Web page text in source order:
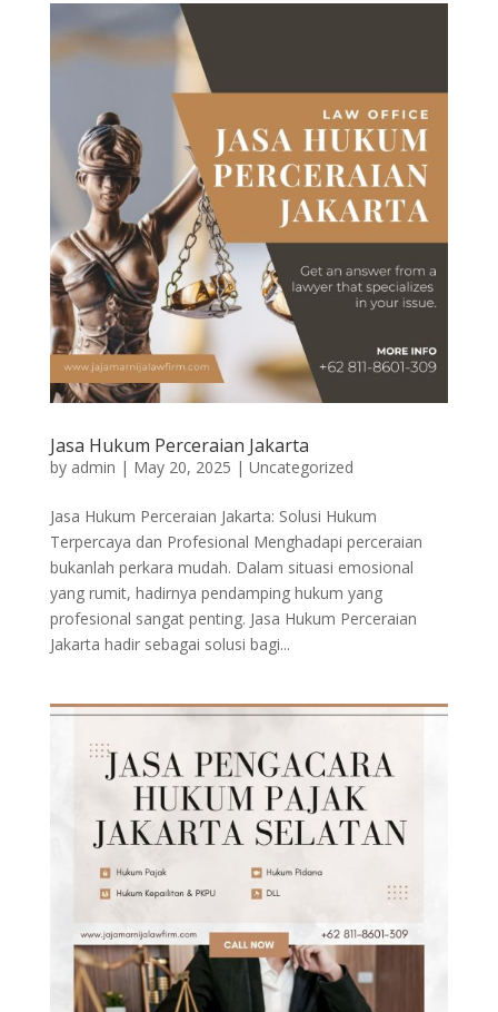
Jasa Hukum Perceraian Jakarta
by admin | May 20, 2025 | Uncategorized
Jasa Hukum Perceraian Jakarta: Solusi Hukum
Terpercaya dan Profesional Menghadapi perceraian
bukanlah perkara mudah. Dalam situasi emosional
yang rumit, hadirnya pendamping hukum yang
profesional sangat penting. Jasa Hukum Perceraian
Jakarta hadir sebagai solusi bagi...